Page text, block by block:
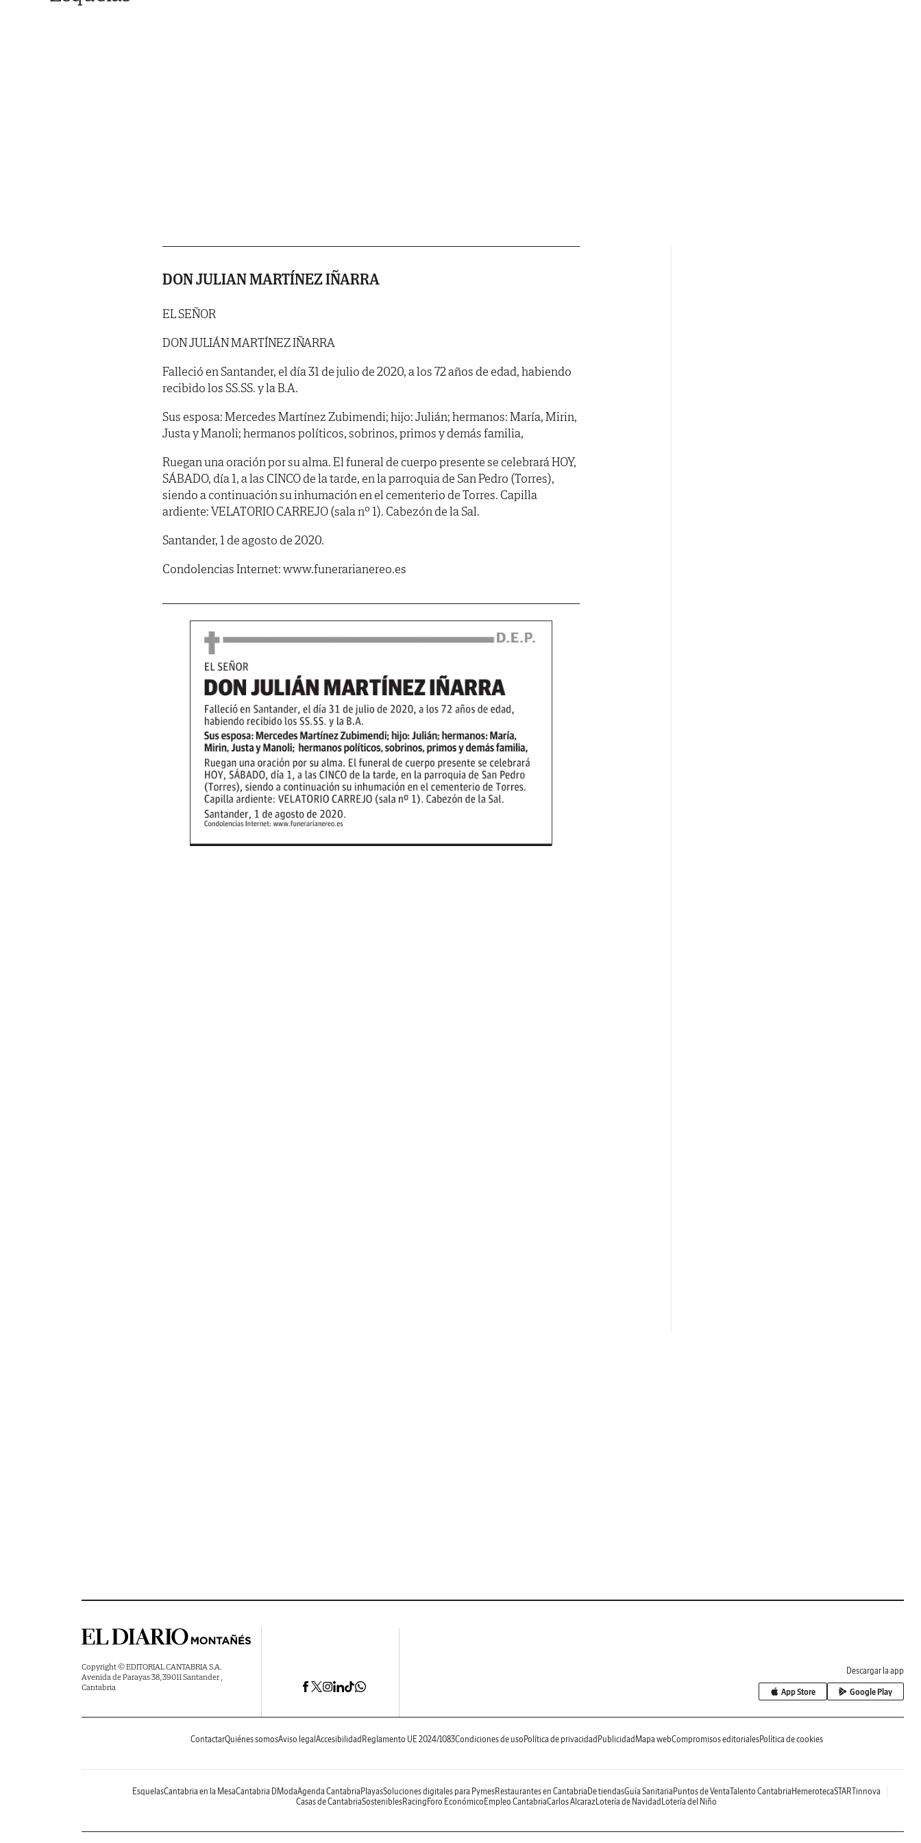
DON JULIAN MARTÍNEZ IÑARRA
EL SEÑOR
DON JULIÁN MARTÍNEZ IÑARRA
Falleció en Santander, el día 31 de julio de 2020, a los 72 años de edad, habiendo
recibido los SS.SS. y la B.A.
Sus esposa: Mercedes Martínez Zubimendi; hijo: Julián; hermanos: María, Mirin,
Justa y Manoli; hermanos políticos, sobrinos, primos y demás familia,
Ruegan una oración por su alma. El funeral de cuerpo presente se celebrará HOY,
SÁBADO, día 1, a las CINCO de la tarde, en la parroquia de San Pedro (Torres),
siendo a continuación su inhumación en el cementerio de Torres. Capilla
ardiente: VELATORIO CARREJO (sala nº 1). Cabezón de la Sal.
Santander, 1 de agosto de 2020.
Condolencias Internet: www.funerarianereo.es
Copyright © EDITORIAL CANTABRIA S.A.
Avenida de Parayas 38, 39011 Santander ,
Cantabria
Descargar la app
App Store Google Play
ContactarQuiénes somosAviso legal Accesibilidad Reglamento UE 2024/1083Condiciones de uso Política de privacidad Publicidad Mapa webCompromisos editorialesPolítica de cookies
EsquelasCantabria en la MesaCantabria DModaAgenda Cantabria PlayasSoluciones digitales para PymesRestaurantes en Cantabria De tiendasGuía Sanitaria Puntos de VentaTalento Cantabria HemerotecaSTARTinnova
Casas de CantabriaSosteniblesRacing Foro Económico Empleo CantabriaCarlos AlcarazLotería de Navidad Lotería del Niño